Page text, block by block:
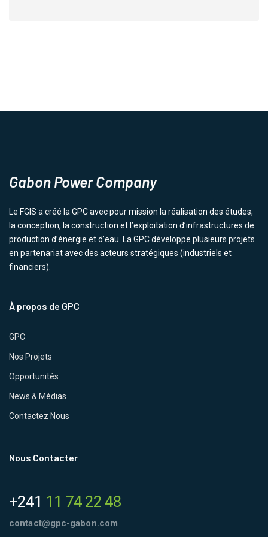
Gabon Power Company
Le FGIS a créé la GPC avec pour mission la réalisation des études,
la conception, la construction et l’exploitation d’infrastructures de
production d’énergie et d’eau. La GPC développe plusieurs projets
en partenariat avec des acteurs stratégiques (industriels et
financiers).
À propos de GPC
GPC
Nos Projets
Opportunités
News & Médias
Contactez Nous
Nous Contacter
+241 11 74 22 48
contact@gpc-gabon.com